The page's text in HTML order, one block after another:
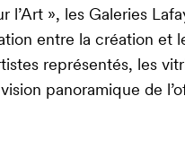
l’Art », les Galeries
entre la création et
représentés, les
panoramique de